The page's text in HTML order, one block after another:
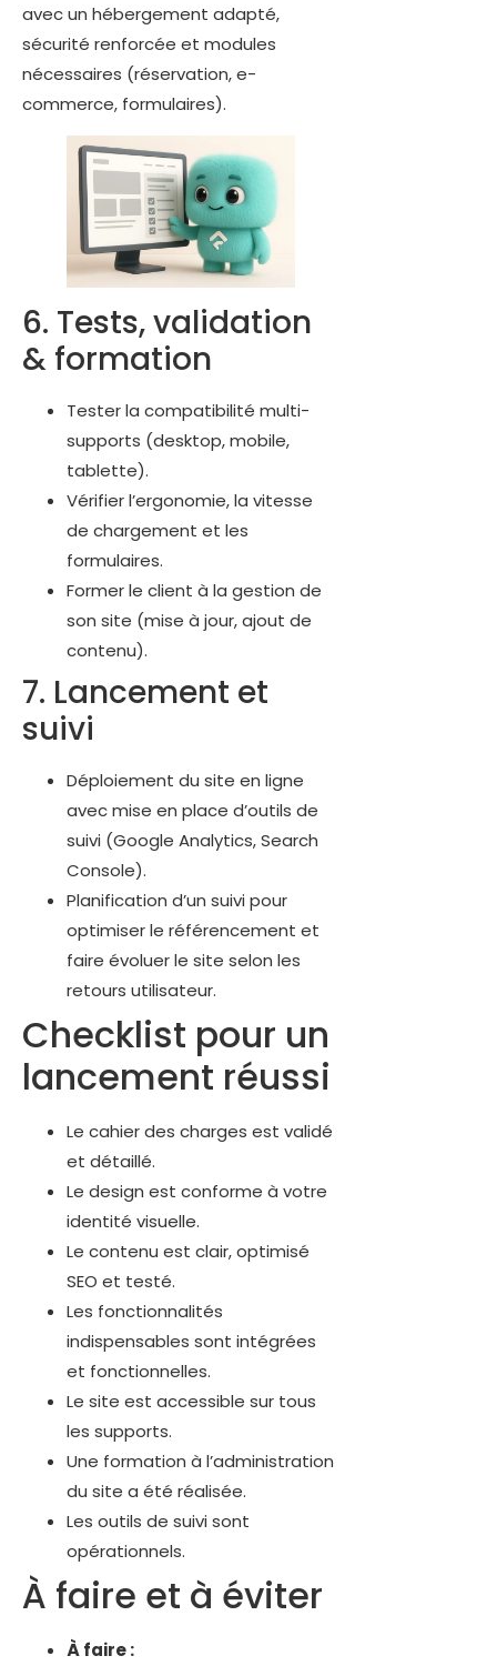
avec un hébergement adapté,
sécurité renforcée et modules
nécessaires (réservation, e-
commerce, formulaires).
6. Tests, validation
& formation
Tester la compatibilité multi-
supports (desktop, mobile,
tablette).
Vérifier l’ergonomie, la vitesse
de chargement et les
formulaires.
Former le client à la gestion de
son site (mise à jour, ajout de
contenu).
7. Lancement et
suivi
Déploiement du site en ligne
avec mise en place d’outils de
suivi (Google Analytics, Search
Console).
Planification d’un suivi pour
optimiser le référencement et
faire évoluer le site selon les
retours utilisateur.
Checklist pour un
lancement réussi
Le cahier des charges est validé
et détaillé.
Le design est conforme à votre
identité visuelle.
Le contenu est clair, optimisé
SEO et testé.
Les fonctionnalités
indispensables sont intégrées
et fonctionnelles.
Le site est accessible sur tous
les supports.
Une formation à l’administration
du site a été réalisée.
Les outils de suivi sont
opérationnels.
À faire et à éviter
À faire :